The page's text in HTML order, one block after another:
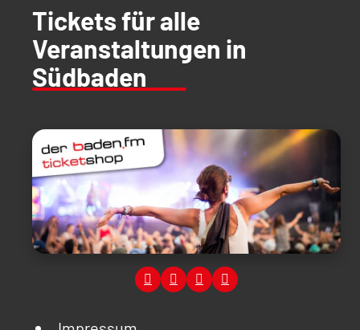
Tickets für alle
Veranstaltungen in
Südbaden